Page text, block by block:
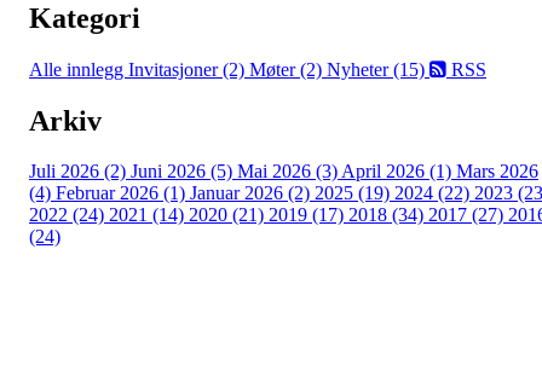
Kategori
Alle innlegg Invitasjoner (2) Møter (2) Nyheter (15) RSS
Arkiv
Juli 2026 (2) Juni 2026 (5) Mai 2026 (3)April 2026 (1) Mars 2026
(4) Februar 2026 (1) Januar 2026 (2) 2025 (19) 2024 (22) 2023
2022 (24) 2021 (14) 2020 (21) 2019 (17) 2018 (34) 2017 (27)
(24)